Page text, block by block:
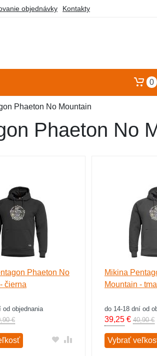
objednávky Kontakty
0
Phaeton No Mountain
Phaeton No
Phaeton No
čierna
od objednania
€
Mikina
Mountain -
do 14-18 dní od
39,25€ 40,90 €
Vybrať